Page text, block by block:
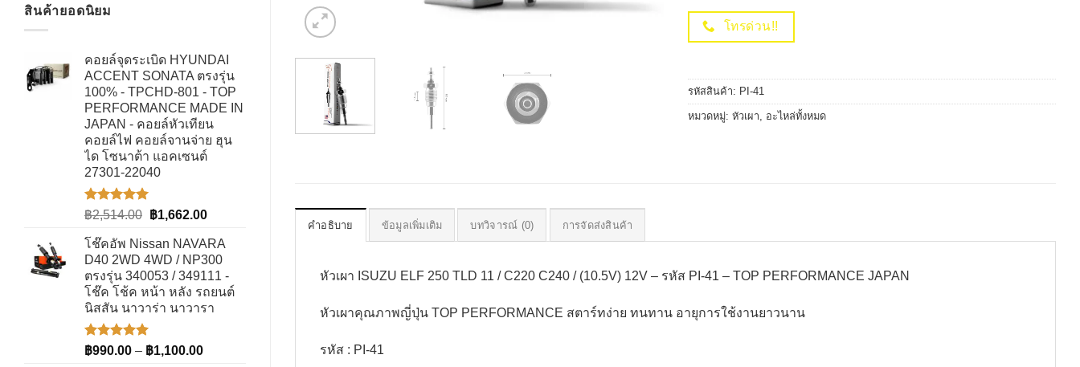
สินค้ายอดนิยม
คอยล์จุดระเบิด HYUNDAI
ACCENT SONATA ตรงรุ่น
100% - TPCHD-801 - TOP
PERFORMANCE MADE IN
JAPAN - คอยล์หัวเทียน
คอยล์ไฟ คอยล์จานจ่าย ฮุน
ได โซนาต้า แอคเซนต์
27301-22040
ให้คะแนน
1-5
คะแนน
฿2,514.00 Original
was:
฿2,514.00.
฿1,662.00Current
is:
฿1,662.00.
โช๊คอัพ Nissan NAVARA
D40 2WD 4WD / NP300
ตรงรุ่น 340053 / 349111 -
โช๊ค โช้ค หน้า หลัง รถยนต์
นิสสัน นาวาร่า นาวารา
ให้คะแนน
฿990.00 – ฿1,100.00Price
โทรด่วน!!
รหัสสินค้า: PI-41
หมวดหมู่: หัวเผา, อะไหล่ทั้งหมด
คำอธิบาย ข้อมูลเพิ่มเติม บทวิจารณ์ (0) การจัดส่งสินค้า
หัวเผา ISUZU ELF 250 TLD 11 / C220 C240 / (10.5V) 12V – รหัส PI-41 – TOP PERFORMANCE JAPAN
หัวเผาคุณภาพญี่ปุ่น TOP PERFORMANCE สตาร์ทง่าย ทนทาน อายุการใช้งานยาวนาน
รหัส : PI-41